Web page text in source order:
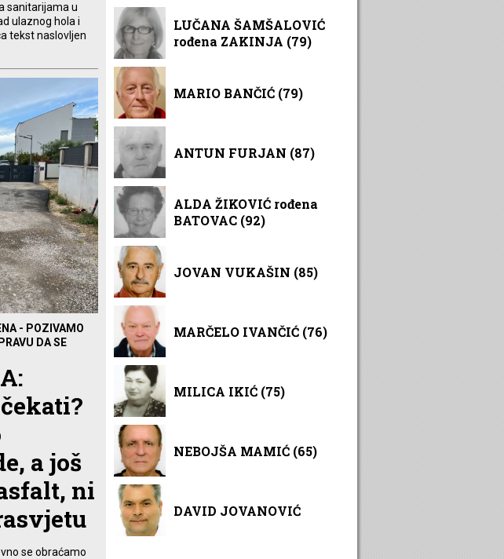
sanitarijama u
ulaznog hola i
tekst naslovljen
- POZIVAMO
DA SE
a još
ni
se obraćamo
LUČANA ŠAMŠALOVIĆ
rođena ZAKINJA (79)
MARIO BANČIĆ (79)
ANTUN FURJAN (87)
ALDA ŽIKOVIĆ rođena
BATOVAC (92)
JOVAN VUKAŠIN (85)
MARČELO IVANČIĆ (76)
MILICA IKIĆ (75)
NEBOJŠA MAMIĆ (65)
DAVID JOVANOVIĆ